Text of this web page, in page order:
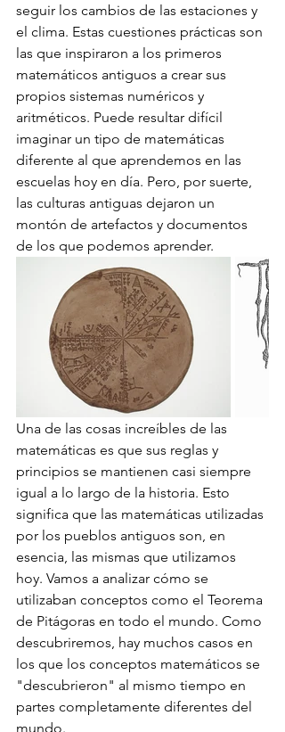
seguir los cambios de las estaciones y
el clima. Estas cuestiones prácticas son
las que inspiraron a los primeros
matemáticos antiguos a crear sus
propios sistemas numéricos y
aritméticos. Puede resultar difícil
imaginar un tipo de matemáticas
diferente al que aprendemos en las
escuelas hoy en día. Pero, por suerte,
las culturas antiguas dejaron un
montón de artefactos y documentos
de los que podemos aprender.
Una de las cosas increíbles de las
matemáticas es que sus reglas y
principios se mantienen casi siempre
igual a lo largo de la historia. Esto
significa que las matemáticas utilizadas
por los pueblos antiguos son, en
esencia, las mismas que utilizamos
hoy. Vamos a analizar cómo se
utilizaban conceptos como el Teorema
de Pitágoras en todo el mundo. Como
descubriremos, hay muchos casos en
los que los conceptos matemáticos se
"descubrieron" al mismo tiempo en
partes completamente diferentes del
mundo.